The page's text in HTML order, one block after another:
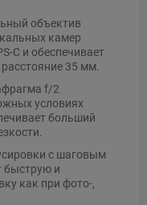
объектив
камер
C и обеспечивает
35 мм.
f/2
условиях
больший
с шаговым
быструю и
как при фото-,